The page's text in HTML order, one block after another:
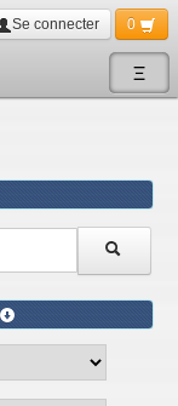
Ξ
Se connecter 0